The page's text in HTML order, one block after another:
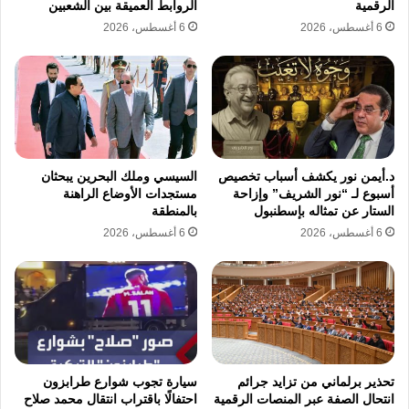
أمانة الشباب:
الأستاذ تامر أبو المجد.
أمانة العمل الجماهيري:الأستاذ محمود
الطيب.
أمانة التعليم والبحث العلمي:الأستاذ أيمن
خالد.
أمانة الشؤون الصحية:الأستاذ شيرين يسري.
أمانة الشؤون المالية:
الأستاذ عاطف الهواري.
أمانة شؤون العضوية:
الأستاذ أحمد حجاج.
​شهد الاجتماع حضوراً قيادياً بارزاً ضم نواب رئيس
الحزب: الأستاذ محمد شاهين، الصحفي علي
زرزور، المستشار محمد عمر، والأستاذ محمد
الرقمية
6 أغسطس، 2026
الروابط العميقة بين الشعبين
6 أغسطس، 2026
د.أيمن نور يكشف أسباب تخصيص
أسبوع لـ “نور الشريف” وإزاحة
الستار عن تمثاله بإسطنبول
6 أغسطس، 2026
السيسي وملك البحرين يبحثان
مستجدات الأوضاع الراهنة
بالمنطقة
6 أغسطس، 2026
تحذير برلماني من تزايد جرائم
انتحال الصفة عبر المنصات الرقمية
سيارة تجوب شوارع طرابزون
احتفالًا باقتراب انتقال محمد صلاح